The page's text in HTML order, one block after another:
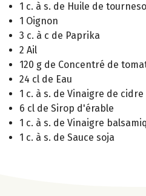
1 c. à s. de Huile de
1 Oignon
3 c. à c de Paprika
2 Ail
120 g de Concentré de
24 cl de Eau
1 c. à s. de Vinaigre de cidre
6 cl de Sirop d'érable
1 c. à s. de Vinaigre
1 c. à s. de Sauce soja